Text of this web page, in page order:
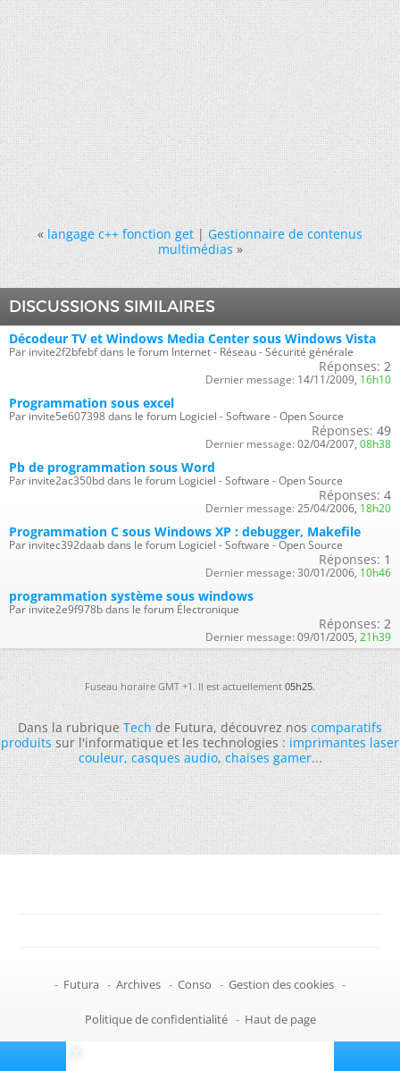
« langage c++ fonction get|Gestionnaire de contenus
multimédias »
DISCUSSIONS SIMILAIRES
Décodeur TV et Windows Media Center sous Windows Vista
Par invite2f2bfebf dans le forum Internet - Réseau - Sécurité générale
Réponses: 2
Dernier message: 14/11/2009, 16h10
Programmation sous excel
Par invite5e607398 dans le forum Logiciel - Software - Open Source
Réponses: 49
Dernier message: 02/04/2007, 08h38
Pb de programmation sous Word
Par invite2ac350bd dans le forum Logiciel - Software - Open Source
Réponses: 4
Dernier message: 25/04/2006, 18h20
Programmation C sous Windows XP : debugger, Makefile
Par invitec392daab dans le forum Logiciel - Software - Open Source
Réponses: 1
Dernier message: 30/01/2006, 10h46
programmation système sous windows
Par invite2e9f978b dans le forum Électronique
Réponses: 2
Dernier message: 09/01/2005, 21h39
Fuseau horaire GMT +1. Il est actuellement05h25.
Dans la rubriqueTechde Futura, découvrez noscomparatifs
produitssur l'informatique et les technologies :imprimantes laser
couleur,casques audio,chaises gamer...
- Futura - Archives - Conso - Gestion des cookies -
Politique de confidentialité - Haut de page